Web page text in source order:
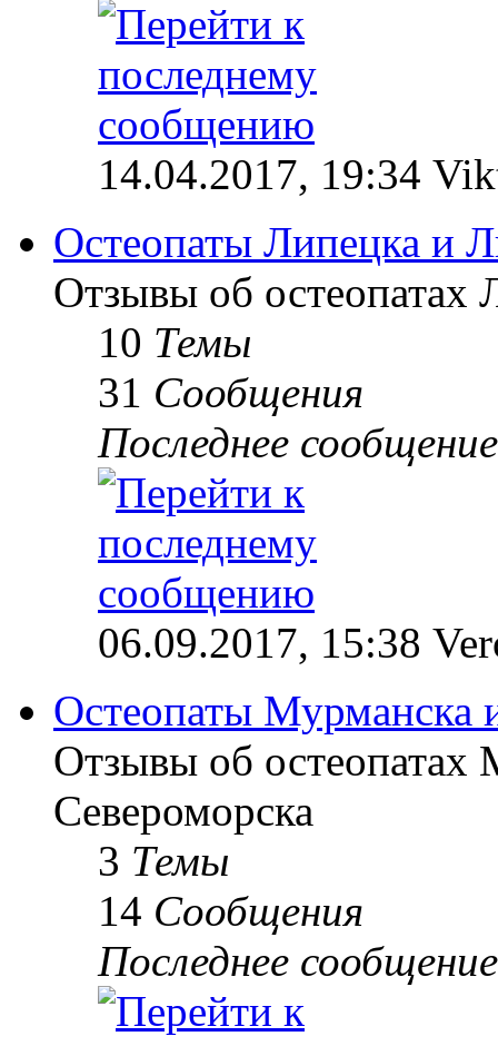
14.04.2017, 19:34
Остеопаты Липецка и
Отзывы об остеопатах
10 Темы
31 Сообщения
Последнее сообщение
06.09.2017, 15:38
Остеопаты Мурманска
Отзывы об остеопатах
Североморска
3 Темы
14 Сообщения
Последнее сообщение